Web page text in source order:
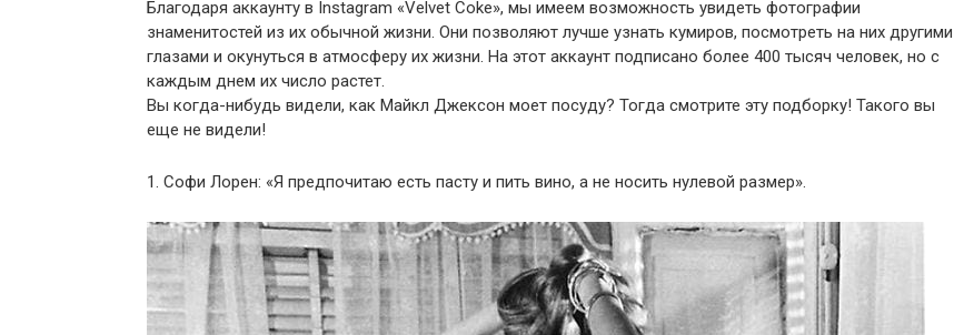
Благодаря аккаунту в Instagram «Velvet Coke», мы имеем возможность увидеть фотографии
знаменитостей из их обычной жизни. Они позволяют лучше узнать кумиров, посмотреть на них другими
глазами и окунуться в атмосферу их жизни. На этот аккаунт подписано более 400 тысяч человек, но с
каждым днем их число растет.
Вы когда-нибудь видели, как Майкл Джексон моет посуду? Тогда смотрите эту подборку! Такого вы
еще не видели!
1. Софи Лорен: «Я предпочитаю есть пасту и пить вино, а не носить нулевой размер».